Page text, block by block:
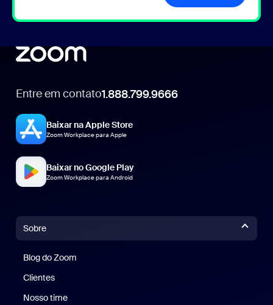
Entre em contato1.888.799.9666
Baixar na Apple Store
Zoom Workplace para Apple
Baixar no Google Play
Zoom Workplace para Android
Sobre
Blog do Zoom
Clientes
Nosso time